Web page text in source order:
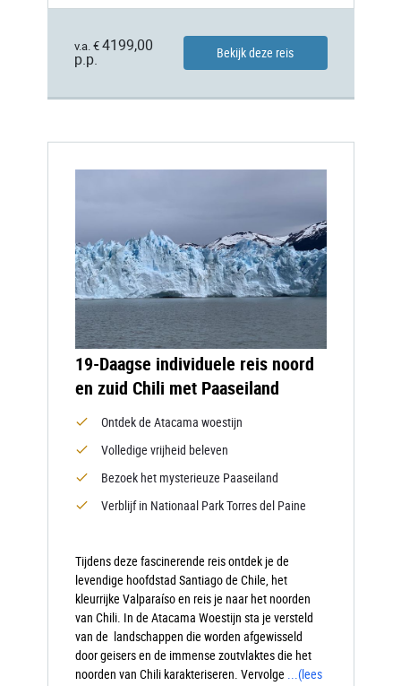
v.a. € 4199,00
p.p.
Bekijk deze reis
19-Daagse individuele reis noord
en zuid Chili met Paaseiland
Ontdek de Atacama woestijn
Volledige vrijheid beleven
Bezoek het mysterieuze Paaseiland
Verblijf in Nationaal Park Torres del Paine
Tijdens deze fascinerende reis ontdek je de
levendige hoofdstad Santiago de Chile, het
kleurrijke Valparaíso en reis je naar het noorden
van Chili. In de Atacama Woestijn sta je versteld
van de landschappen die worden afgewisseld
door geisers en de immense zoutvlaktes die het
noorden van Chili karakteriseren. Vervolge ...(lees